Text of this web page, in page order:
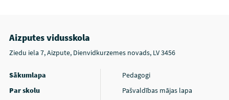
Aizputes vidusskola
Ziedu iela 7, Aizpute, Dienvidkurzemes novads, LV 3456
Sākumlapa
Par skolu
Pedagogi
Pašvaldības mājas lapa